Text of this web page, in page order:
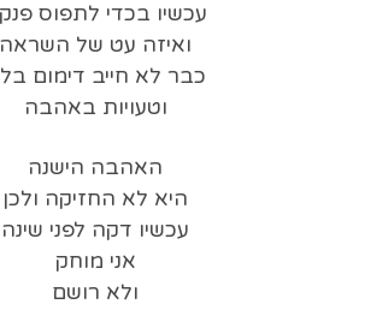
עכשיו בכדי לתפוס
ואיזה עט של השראה
כבר לא חייב דימום
וטעויות באהבה
האהבה הישנה
היא לא החזיקה ולכן
עכשיו דקה לפני שינה
אני מוחק
ולא רושם